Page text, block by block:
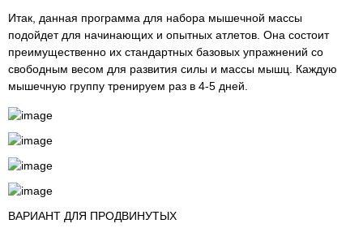
Итак, данная программа для набора мышечной массы
подойдет для начинающих и опытных атлетов. Она состоит
преимущественно их стандартных базовых упражнений со
свободным весом для развития силы и массы мышц. Каждую
мышечную группу тренируем раз в 4-5 дней.
ВАРИАНТ ДЛЯ ПРОДВИНУТЫХ